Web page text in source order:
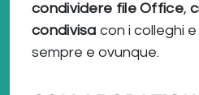
condividere file Office,
condivisa con i colleghi
sempre e ovunque.